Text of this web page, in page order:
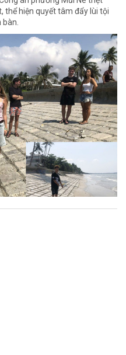
thể hiện quyết tâm đẩy lùi tội